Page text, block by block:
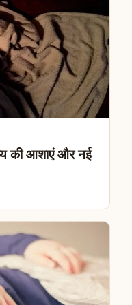
की आशाएं और नई